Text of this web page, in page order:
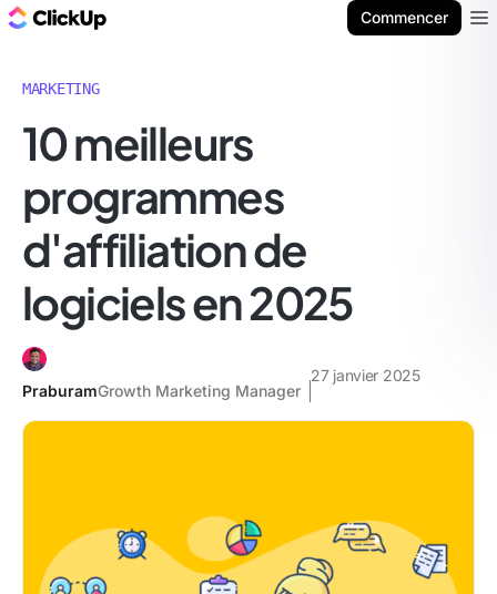
Commencer
MARKETING
10 meilleurs
programmes
d'affiliation de
logiciels en 2025
PraburamGrowth Marketing Manager
27 janvier 2025